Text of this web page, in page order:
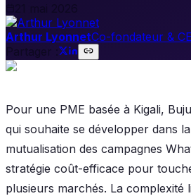
Arthur LyonnetCo-fondateur &
Partager :
Pour une PME basée à Kigali,
qui souhaite se développer dans
mutualisation des campagnes
stratégie coût-efficace pour
plusieurs marchés. La complexité